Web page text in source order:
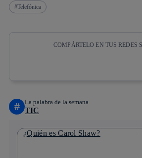
Telefónica
COMPÁRTELO EN TUS REDES
# La palabra de la semana
TIC
¿Quién es Carol Shaw?